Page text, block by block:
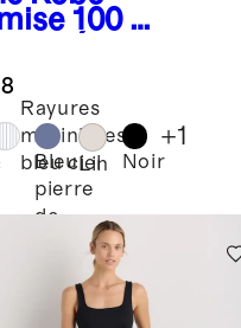
100 %
Rayures
marinières
bleu ciel
Bleu
pierre
de
Lin Noir
+1